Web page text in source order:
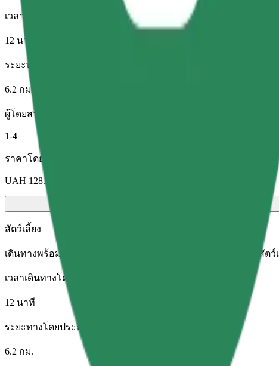
เวลาเดินทางโดยประมาณ
12 นาที
ระยะทางโดยประมาณ
6.2 กม.
ผู้โดยสาร
1-4
ราคาโดยประมาณ
UAH 128.00
สัตว์เลี้ยง
เดินทางพร้อมสัตว์เลี้ยงของคุณ สุนัขต้องสวมตะกร้อครอบปาก สัต
เวลาเดินทางโดยประมาณ
12 นาที
ระยะทางโดยประมาณ
6.2 กม.